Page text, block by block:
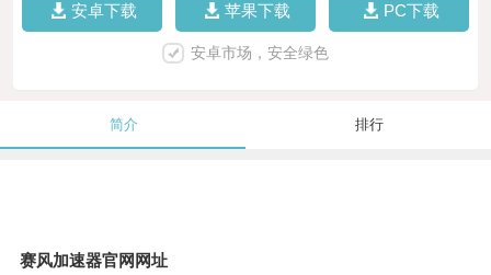
安卓下载 苹果下载 PC下载
安卓市场，安全绿色
简介 排行
赛风加速器官网网址